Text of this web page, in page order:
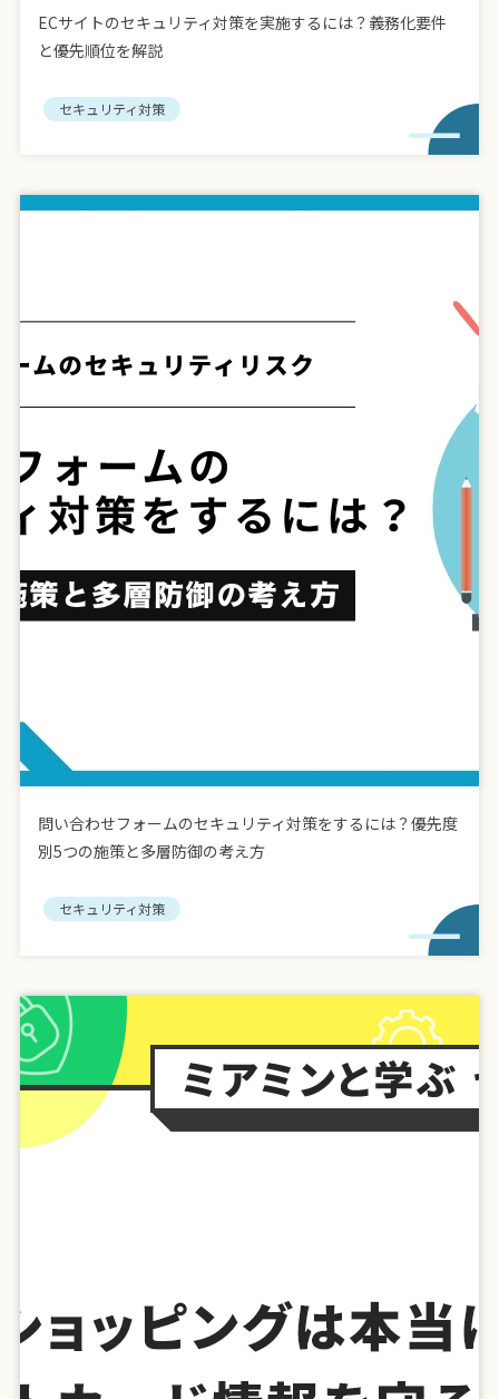
ECサイトのセキュリティ対策を実施するには？義務化要件
と優先順位を解説
セキュリティ対策
問い合わせフォームのセキュリティ対策をするには？優先度
別5つの施策と多層防御の考え方
セキュリティ対策